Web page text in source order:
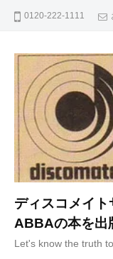
0120-222-1111
ディスコメイト
ABBAの本を出
Let's know the truth